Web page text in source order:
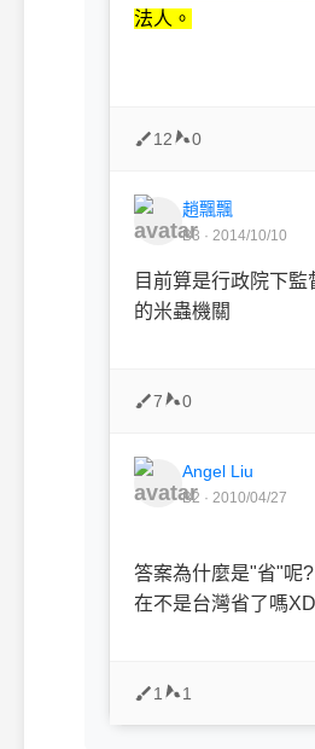
法人。
12 0
趙飄飄
B3 · 2014/10/10
目前算是行政院下監
的米蟲機關
7 0
Angel Liu
B2 · 2010/04/27
答案為什麼是"省"呢
在不是台灣省了嗎
1 1